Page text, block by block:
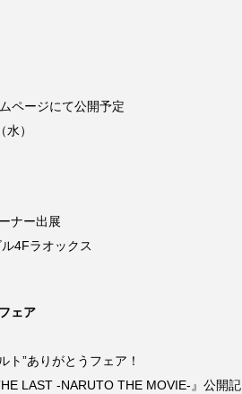
ページにて公開予定
）
ナー出展
4Fラオックス
ェア
ト”ありがとうフェア！
LAST -NARUTO THE MOVIE-』公開記